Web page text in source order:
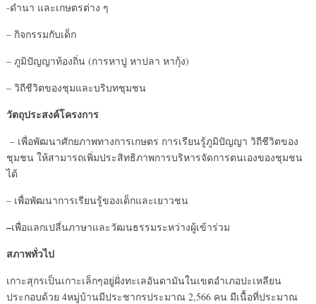
-ดำนา และเกษตรต่าง ๆ
– กิจกรรมกับเด็ก
– ภูมิปัญญาท้องถิ่น (การหาปู หาปลา หากุ้ง)
– วิถีชีวิตของชุมและบริบทชุมชน
วัตถุประสงค์โครงการ
– เพื่อพัฒนาศักยภาพทางการเกษตร การเรียนรู้ภูมิปัญญา วิถีชีวิตของ
ชุมชน ให้สามารถเพิ่มประสิทธิภาพการบริหารจัดการตนเองของชุมชน
ได้
– เพื่อพัฒนาการเรียนรู้ของเด็กและเยาวชน
–เพื่อแลกเปลี่นภาษาและวัฒนธรรมระหว่างผู้เข้าร่วม
สภาพทั่วไป
เกาะสุกรเป็นเกาะเล็กๆอยู่ฝั่งทะเลอันดามันในเขตอำเภอปะเหลียน
ประกอบด้วย 4หมู่บ้านมีประชากรประมาณ 2,566 คน มีเนื้อที่ประมาณ